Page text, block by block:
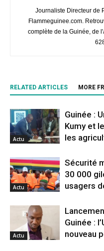
Journaliste Directeur de
Flammeguinee.com.
complète de la Guinée, de
RELATED ARTICLES MORE
Actu
Guinée :
Kumy et
les
Actu
Sécurité
30 000
usagers
Actu
Guinée :
nouveau